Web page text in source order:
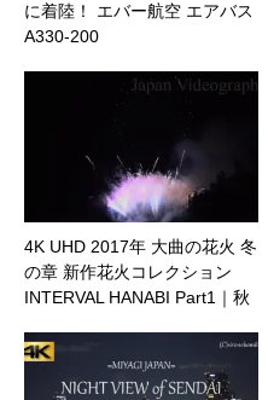
に着陸！ エバー航空 エアバス
A330-200
4K UHD 2017年 大曲の花火 冬
の章 新作花火コレクション
INTERVAL HANABI Part1｜秋